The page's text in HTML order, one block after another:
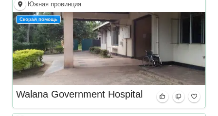
Южная провинция
Скорая помощь
Walana Government Hospital